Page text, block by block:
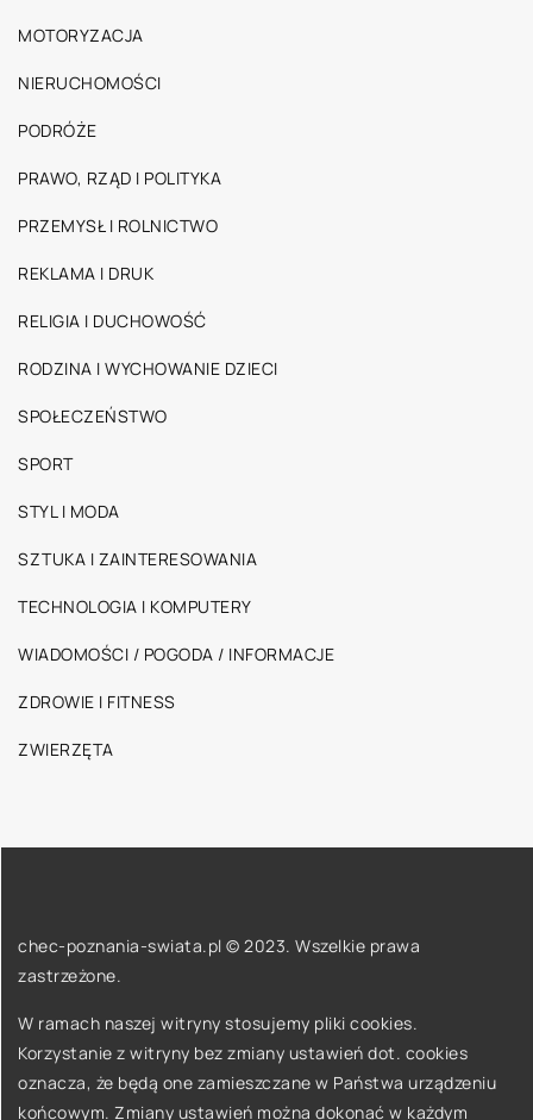
MOTORYZACJA
NIERUCHOMOŚCI
PODRÓŻE
PRAWO, RZĄD I POLITYKA
PRZEMYSŁ I ROLNICTWO
REKLAMA I DRUK
RELIGIA I DUCHOWOŚĆ
RODZINA I WYCHOWANIE DZIECI
SPOŁECZEŃSTWO
SPORT
STYL I MODA
SZTUKA I ZAINTERESOWANIA
TECHNOLOGIA I KOMPUTERY
WIADOMOŚCI / POGODA / INFORMACJE
ZDROWIE I FITNESS
ZWIERZĘTA
chec-poznania-swiata.pl © 2023. Wszelkie prawa
zastrzeżone.
W ramach naszej witryny stosujemy pliki cookies.
Korzystanie z witryny bez zmiany ustawień dot. cookies
oznacza, że będą one zamieszczane w Państwa urządzeniu
końcowym. Zmiany ustawień można dokonać w każdym